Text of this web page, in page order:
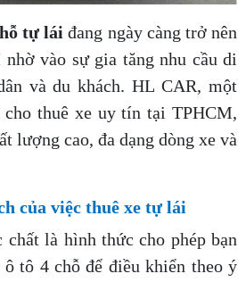
tự lái đang ngày càng trở nên
vào sự gia tăng nhu cầu di
và du khách. HL CAR, một
thuê xe uy tín tại TPHCM,
lượng cao, đa dạng dòng xe và
của việc thuê xe tự lái
chất là hình thức cho phép bạn
tô 4 chỗ để điều khiển theo ý